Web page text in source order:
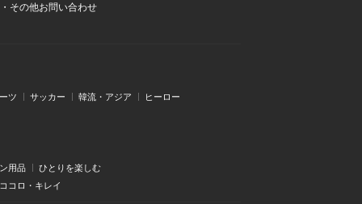
その他お問い合わせ
ツ サッカー 韓流・アジア ヒーロー
用品
ひとりを楽しむ
コロ・キレイ